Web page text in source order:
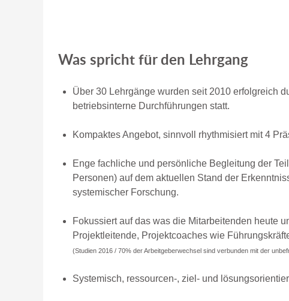
Was spricht für den Lehrgang
Über 30 Lehrgänge wurden seit 2010 erfolgreich
betriebsinterne Durchführungen statt.
Kompaktes Angebot, sinnvoll rhythmisiert mit 4
Enge fachliche und persönliche Begleitung der
Personen) auf dem aktuellen Stand der
systemischer Forschung.
Fokussiert auf das was die Mitarbeitenden heute
Projektleitende, Projektcoaches wie
(Studien 2016 / 70% der Arbeitgeberwechsel sind verbunden mit der
Systemisch, ressourcen-, ziel- und